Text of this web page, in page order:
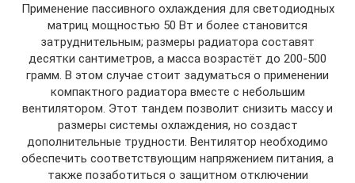
Применение пассивного охлаждения для светодиодных
матриц мощностью 50 Вт и более становится
затруднительным; размеры радиатора составят
десятки сантиметров, а масса возрастёт до 200-500
грамм. В этом случае стоит задуматься о применении
компактного радиатора вместе с небольшим
вентилятором. Этот тандем позволит снизить массу и
размеры системы охлаждения, но создаст
дополнительные трудности. Вентилятор необходимо
обеспечить соответствующим напряжением питания, а
также позаботиться о защитном отключении